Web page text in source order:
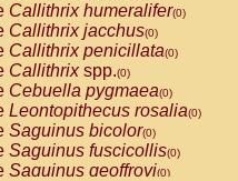
Chiropotes satanas(0)
Pithecia monachus
Pithecia pithecia(0)
Cercocebus agilis
Cercocebus
Cercocebus
Cercocebus
Cercocebus
Cercocebushybrid
Callithrix humeralifer(0)
Callithrix jacchus(0)
Callithrix penicillata(0)
Callithrixspp.(0)
Cebuella pygmaea(0)
Leontopithecus rosalia(0)
Saguinus bicolor(0)
Saguinus fuscicollis(0)
Saguinus geoffroyi(0)